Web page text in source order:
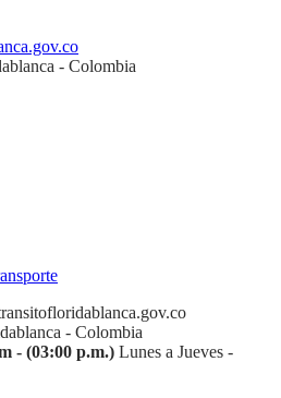
- Colombia
- Colombia
- (03:00 p.m.) Lunes a Jueves -